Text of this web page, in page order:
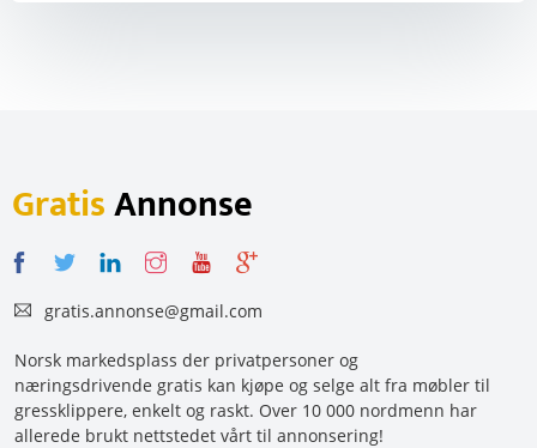
GratisAnnonse
gratis.annonse@gmail.com
Norsk markedsplass der privatpersoner og
næringsdrivende gratis kan kjøpe og selge alt fra møbler til
gressklippere, enkelt og raskt. Over 10 000 nordmenn har
allerede brukt nettstedet vårt til annonsering!